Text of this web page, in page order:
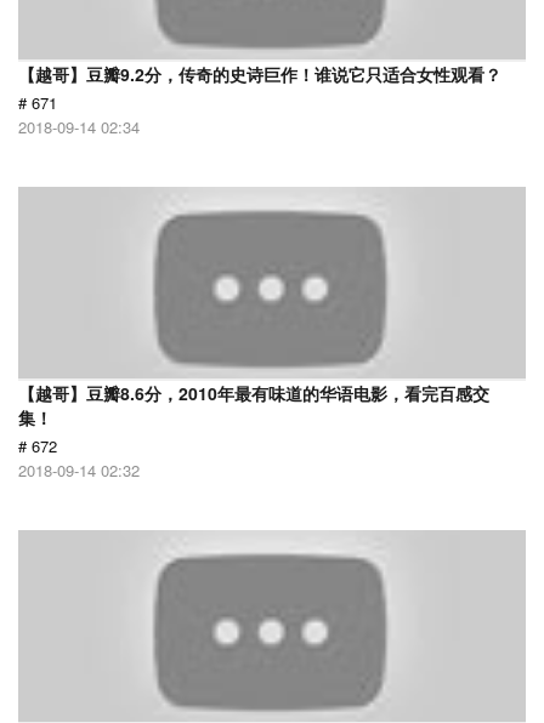
【越哥】豆瓣9.2分，传奇的史诗巨作！谁说它只适合女性观看？
# 671
2018-09-14 02:34
【越哥】豆瓣8.6分，2010年最有味道的华语电影，看完百感交
集！
# 672
2018-09-14 02:32